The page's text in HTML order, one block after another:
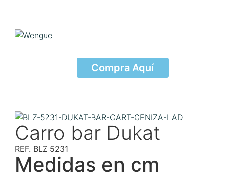
Compra Aquí
Carro bar Dukat
REF. BLZ 5231
Medidas en cm